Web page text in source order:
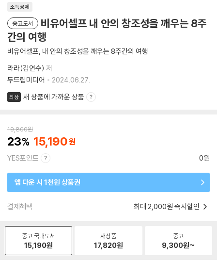
소득공제
중고도서
비유어셀프 내 안의 창조성을 깨우는 8주
간의 여행
비유어셀프, 내 안의 창조성을 깨우는 8주간의 여행
라라(김연수) 저
두드림미디어
2024.06.27.
최상 새 상품에 가까운 상품
19,800원
23 15,190
YES포인트 0원
앱 다운 시 1천원 상품권
결제혜택 최대 2,000원 즉시할인
중고 국내도서
15,190원
새상품
17,820원
중고
9,300원~